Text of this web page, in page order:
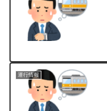
運行情報